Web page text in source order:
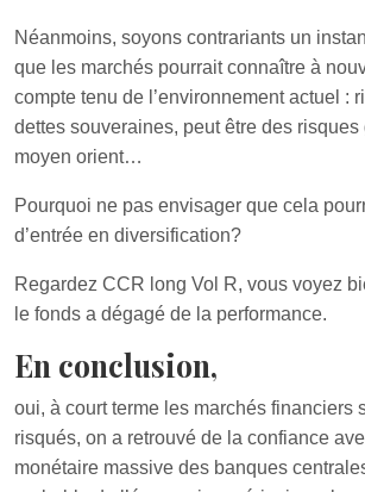
Néanmoins, soyons contrariants un
que les marchés pourrait connaître à
compte tenu de l’environnement actuel :
dettes souveraines, peut être des
moyen orient…
Pourquoi ne pas envisager que cela
d’entrée en diversification?
Regardez CCR long Vol R, vous voyez
le fonds a dégagé de la performance.
En conclusion,
oui, à court terme les marchés financiers
risqués, on a retrouvé de la confiance
monétaire massive des banques